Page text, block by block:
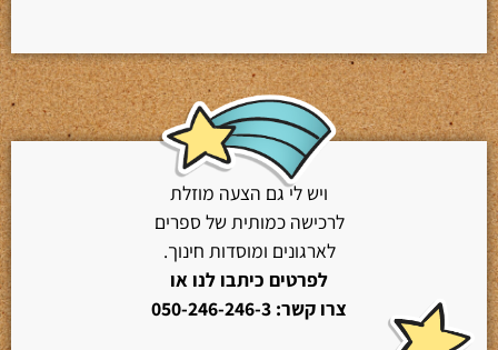
ויש לי גם הצעה מוזלת
לרכישה כמותית של ספרים
לארגונים ומוסדות חינוך.
לפרטים כיתבו לנו או
צרו קשר: 050-246-246-3